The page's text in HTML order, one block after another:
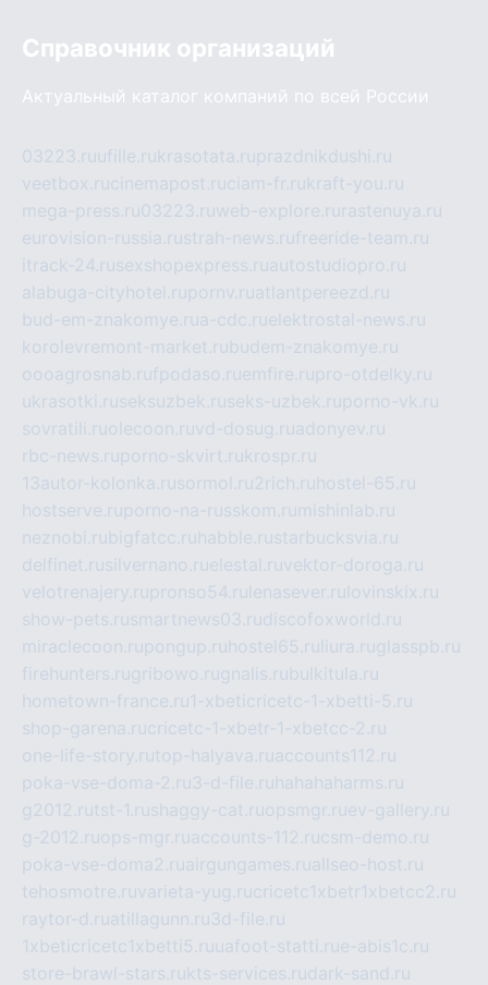
Справочник организаций
Актуальный каталог компаний по всей России
03223.ruufille.rukrasotata.ruprazdnikdushi.ru
veetbox.rucinemapost.ruciam-fr.rukraft-you.ru
mega-press.ru03223.ruweb-explore.ru rastenuya.ru
eurovision-russia.rustrah-news.rufreeride-team.ru
itrack-24.rusexshopexpress.ruautostudiopro.ru
alabuga-cityhotel.rupornv.ruatlantpereezd.ru
bud-em-znakomye.rua-cdc.ruelektrostal-news.ru
korolevremont-market.rubudem-znakomye.ru
oooagrosnab.rufpodaso.ruemfire.rupro-otdelky.ru
ukrasotki.ruseksuzbek.ruseks-uzbek.ruporno-vk.ru
sovratili.ruolecoon.ruvd-dosug.ruadonyev.ru
rbc-news.ruporno-skvirt.rukrospr.ru
13autor-kolonka.rusormol.ru2rich.ru hostel-65.ru
hostserve.ruporno-na-russkom.ru mishinlab.ru
neznobi.rubigfatcc.ru habble.rustarbucksvia.ru
delfinet.rusilvernano.ruelestal.ruvektor-doroga.ru
velotrenajery.rupronso54.ru lenasever.ru lovinskix.ru
show-pets.rusmartnews03.rudiscofoxworld.ru
miraclecoon.rupongup.ru hostel65.ru liura.ruglasspb.ru
firehunters.rugribowo.rugnalis.rubulkitula.ru
hometown-france.ru1-xbeticricetc-1-xbetti-5.ru
shop-garena.rucricetc-1-xbetr-1-xbetcc-2.ru
one-life-story.rutop-halyava.ruaccounts112.ru
poka-vse-doma-2.ru3-d-file.ru hahahaharms.ru
g2012.rutst-1.rushaggy-cat.ruopsmgr.ruev-gallery.ru
g-2012.ruops-mgr.ruaccounts-112.rucsm-demo.ru
poka-vse-doma2.ruairgungames.ruallseo-host.ru
tehosmotre.ruvarieta-yug.rucricetc1xbetr1xbetcc2.ru
raytor-d.ruatillagunn.ru3d-file.ru
1xbeticricetc1xbetti5.ruuafoot-statti.rue-abis1c.ru
store-brawl-stars.rukts-services.rudark-sand.ru